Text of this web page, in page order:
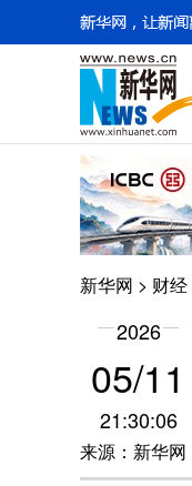
新华网 > 财经
2026
05/11
21:30:06
来源：新华网